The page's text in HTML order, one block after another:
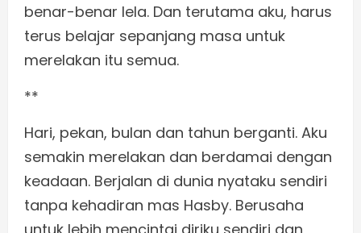
benar-benar lela. Dan terutama aku, harus
terus belajar sepanjang masa untuk
merelakan itu semua.
**
Hari, pekan, bulan dan tahun berganti. Aku
semakin merelakan dan berdamai dengan
keadaan. Berjalan di dunia nyataku sendiri
tanpa kehadiran mas Hasby. Berusaha